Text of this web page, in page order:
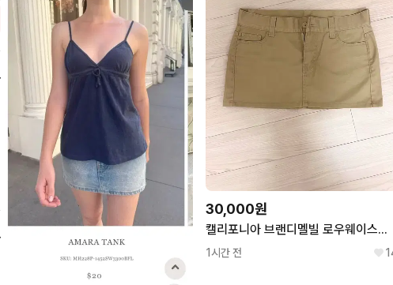
30,000원
캘리포니아 브랜디멜빌 로우웨이스트 로우라이즈 미니 스커트
1시간 전